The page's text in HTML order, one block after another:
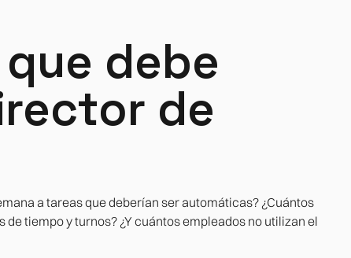
debe
de
a tareas que deberían ser automáticas? ¿Cuántos
tiempo y turnos? ¿Y cuántos empleados no utilizan el